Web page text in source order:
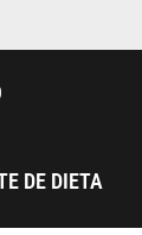
DE DIETA